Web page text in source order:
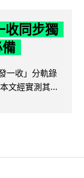
收同步獨
一收」分軌錄
文經實測其...